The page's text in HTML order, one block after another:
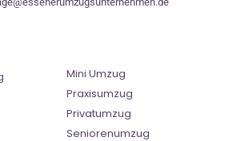
Mini Umzug
Praxisumzug
Privatumzug
Seniorenumzug